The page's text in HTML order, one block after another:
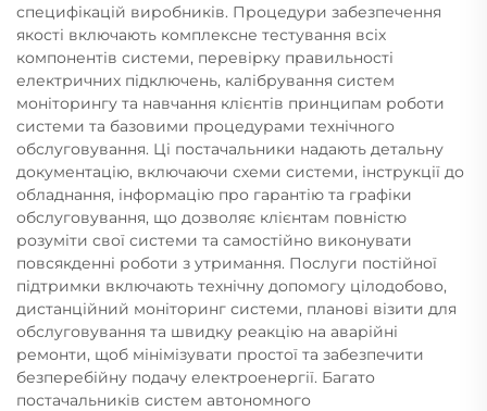
специфікацій виробників. Процедури забезпечення
якості включають комплексне тестування всіх
компонентів системи, перевірку правильності
електричних підключень, калібрування систем
моніторингу та навчання клієнтів принципам роботи
системи та базовими процедурами технічного
обслуговування. Ці постачальники надають детальну
документацію, включаючи схеми системи, інструкції до
обладнання, інформацію про гарантію та графіки
обслуговування, що дозволяє клієнтам повністю
розуміти свої системи та самостійно виконувати
повсякденні роботи з утримання. Послуги постійної
підтримки включають технічну допомогу цілодобово,
дистанційний моніторинг системи, планові візити для
обслуговування та швидку реакцію на аварійні
ремонти, щоб мінімізувати простої та забезпечити
безперебійну подачу електроенергії. Багато
постачальників систем автономного